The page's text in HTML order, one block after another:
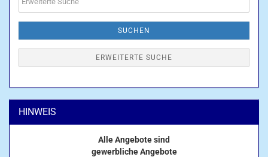
Suche
SUCHEN
ERWEITERTE SUCHE
HINWEIS
Alle Angebote sind
gewerbliche Angebote